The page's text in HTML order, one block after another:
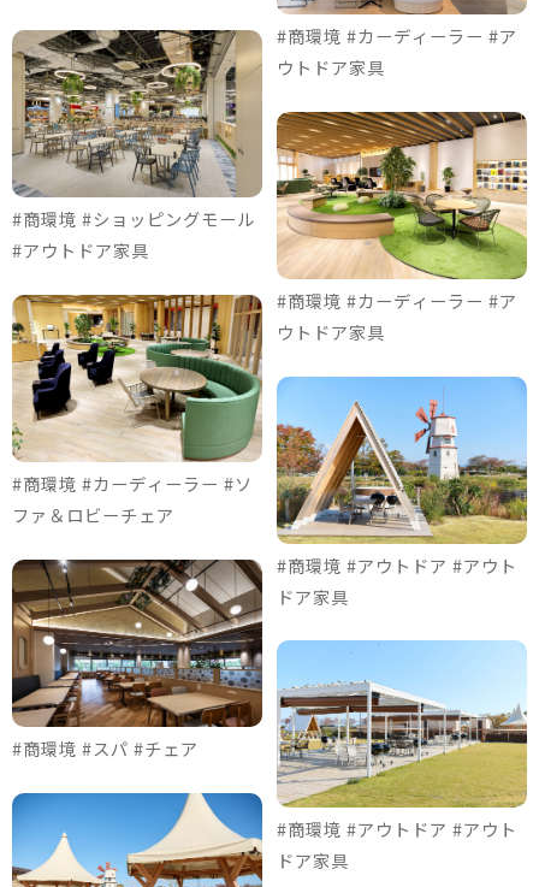
#商環境 #ショッピングモール
#アウトドア家具
#商環境 #カーディーラー #ソ
ファ＆ロビーチェア
#商環境 #スパ #チェア
#商環境 #カーディーラー #ア
ウトドア家具
#商環境 #カーディーラー #ア
ウトドア家具
#商環境 #アウトドア #アウト
ドア家具
#商環境 #アウトドア #アウト
ドア家具